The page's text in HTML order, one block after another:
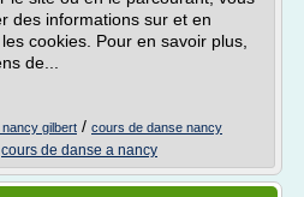
des informations sur et en
cookies. Pour en savoir plus,
de...
gilbert / cours de danse nancy
cours de danse a nancy